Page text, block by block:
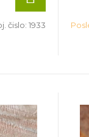
čislo: 1933